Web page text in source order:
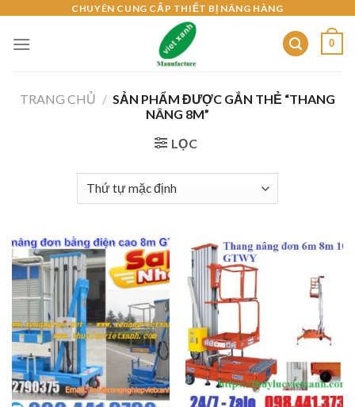
content
CHUYÊN CUNG CẤP THIẾT BỊ NÂNG HÀNG
0
TRANG CHỦ / SẢN PHẨM ĐƯỢC GẮN THẺ “THANG
NÂNG 8M”
LỌC